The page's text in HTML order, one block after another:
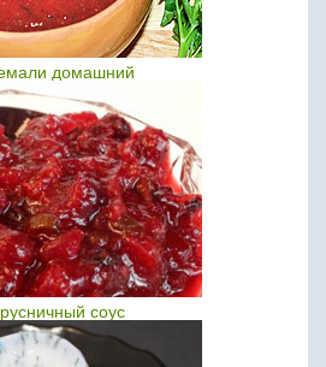
домашний
соус